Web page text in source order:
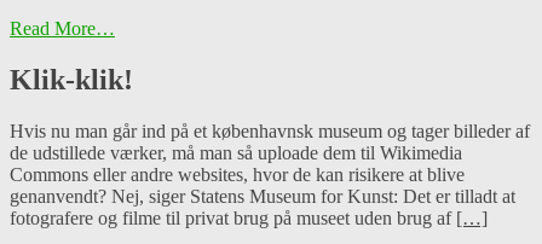
Read More…
Klik-klik!
Hvis nu man går ind på et københavnsk museum og tager billeder af
de udstillede værker, må man så uploade dem til Wikimedia
Commons eller andre websites, hvor de kan risikere at blive
genanvendt? Nej, siger Statens Museum for Kunst: Det er tilladt at
fotografere og filme til privat brug på museet uden brug af […]